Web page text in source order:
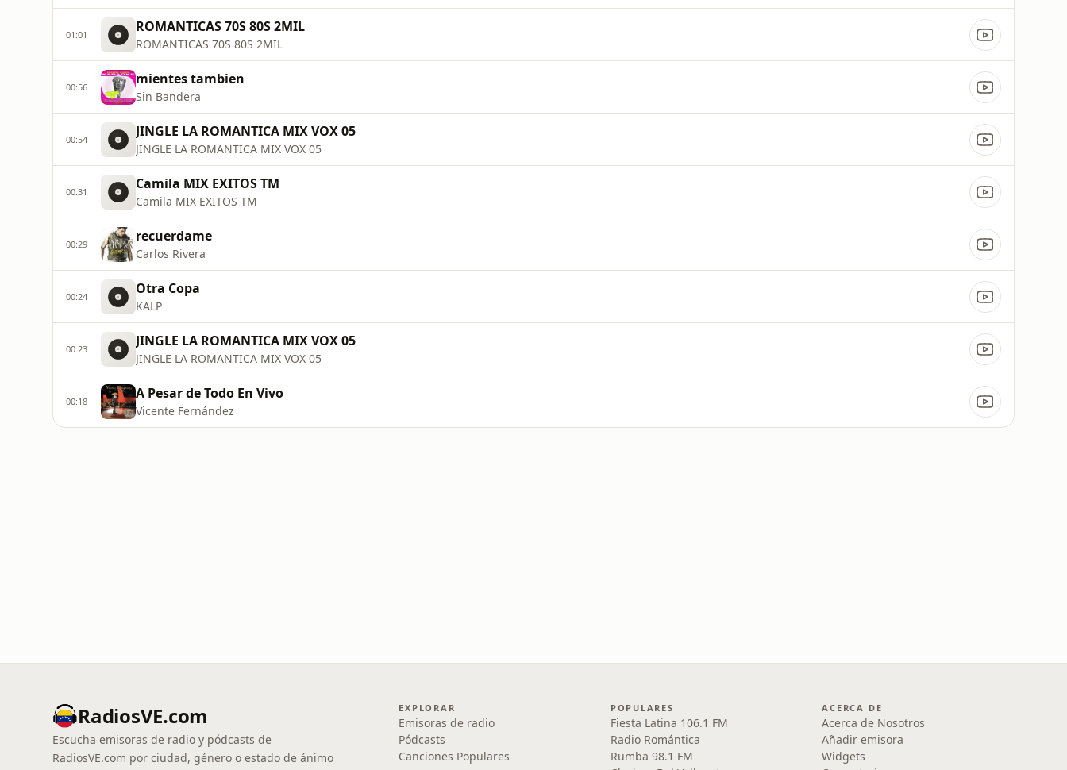
01:01 ROMANTICAS 70S 80S 2MIL
ROMANTICAS 70S 80S 2MIL
00:56 mientes tambien
Sin Bandera
00:54 JINGLE LA ROMANTICA MIX VOX 05
JINGLE LA ROMANTICA MIX VOX 05
00:31 Camila MIX EXITOS TM
Camila MIX EXITOS TM
00:29 recuerdame
Carlos Rivera
00:24 Otra Copa
KALP
00:23 JINGLE LA ROMANTICA MIX VOX 05
JINGLE LA ROMANTICA MIX VOX 05
00:18 A Pesar de Todo En Vivo
Vicente Fernández
RadiosVE.com
Escucha emisoras de radio y pódcasts de
RadiosVE.com por ciudad, género o estado de ánimo
EXPLORAR
Emisoras de radio
Pódcasts
Canciones Populares
POPULARES
Fiesta Latina 106.1 FM
Radio Romántica
Rumba 98.1 FM
ACERCA DE
Acerca de Nosotros
Añadir emisora
Widgets